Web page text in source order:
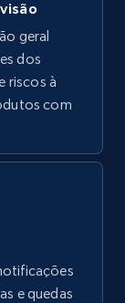
using
and
geral
dos
riscos à
com
e quedas